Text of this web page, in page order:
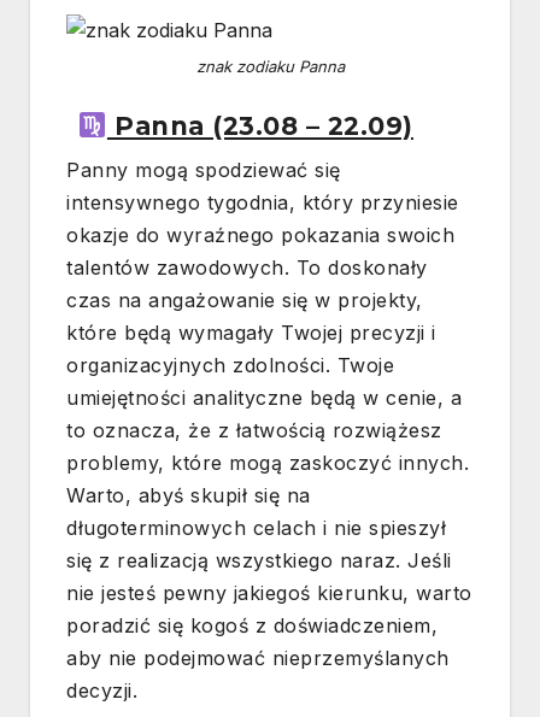
znak zodiaku Panna
Panna (23.08 – 22.09)
Panny mogą spodziewać się
intensywnego tygodnia, który przyniesie
okazje do wyraźnego pokazania swoich
talentów zawodowych. To doskonały
czas na angażowanie się w projekty,
które będą wymagały Twojej precyzji i
organizacyjnych zdolności. Twoje
umiejętności analityczne będą w cenie, a
to oznacza, że z łatwością rozwiążesz
problemy, które mogą zaskoczyć innych.
Warto, abyś skupił się na
długoterminowych celach i nie spieszył
się z realizacją wszystkiego naraz. Jeśli
nie jesteś pewny jakiegoś kierunku, warto
poradzić się kogoś z doświadczeniem,
aby nie podejmować nieprzemyślanych
decyzji.